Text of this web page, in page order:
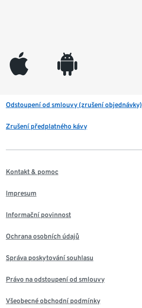
appleinc android
Odstoupení od smlouvy (zrušení objednávky)
Zrušení předplatného kávy
Kontakt & pomoc
Impresum
Informační povinnost
Ochrana osobních údajů
Správa poskytování souhlasu
Právo na odstoupení od smlouvy
Všeobecné obchodní podmínky